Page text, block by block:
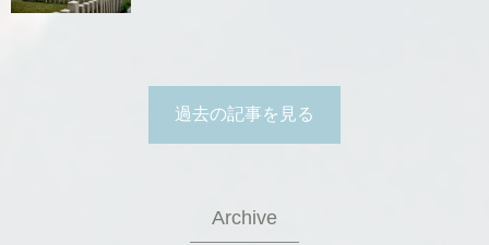
過去の記事を見る
Archive